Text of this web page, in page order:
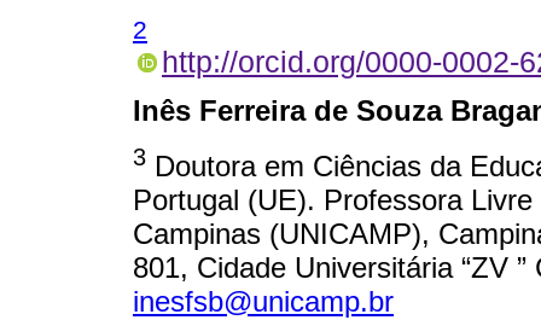
2
http://orcid.org/0000-0002-
Inês Ferreira de Souza
3 Doutora em Ciências da
Portugal (UE). Professora
Campinas (UNICAMP),
801, Cidade Universitária “ZV
inesfsb@unicamp.br